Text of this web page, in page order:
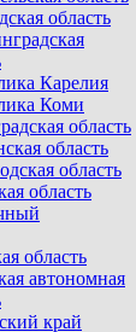
область
Карелия
Коми
область
область
область
область
область
автономная
край